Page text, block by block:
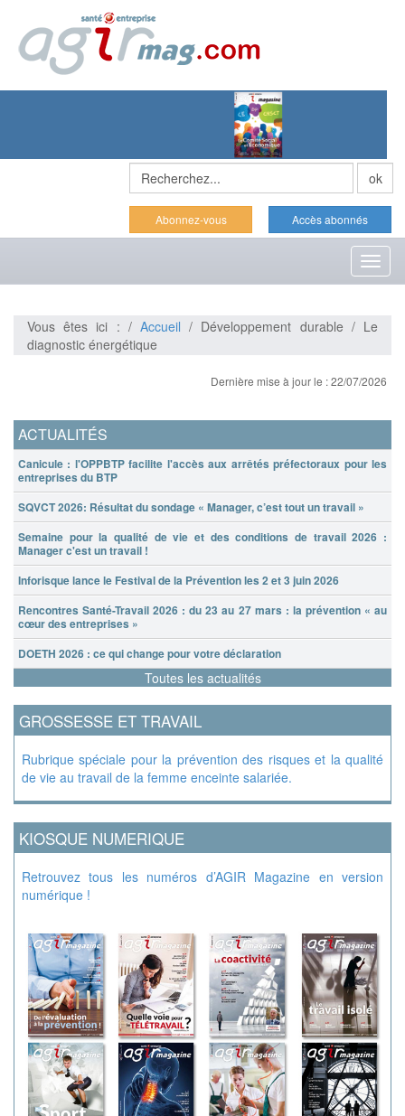
Abonnez-vous Accès abonnés
Vous êtes ici : / Accueil / Développement durable / Le
diagnostic énergétique
Dernière mise à jour le : 22/07/2026
ACTUALITÉS
Canicule : l'OPPBTP facilite l'accès aux arrêtés préfectoraux pour les
entreprises du BTP
SQVCT 2026: Résultat du sondage « Manager, c’est tout un travail »
Semaine pour la qualité de vie et des conditions de travail 2026 :
Manager c'est un travail !
Inforisque lance le Festival de la Prévention les 2 et 3 juin 2026
Rencontres Santé-Travail 2026 : du 23 au 27 mars : la prévention « au
cœur des entreprises »
DOETH 2026 : ce qui change pour votre déclaration
Toutes les actualités
GROSSESSE ET TRAVAIL
Rubrique spéciale pour la prévention des risques et la qualité
de vie au travail de la femme enceinte salariée.
KIOSQUE NUMERIQUE
Retrouvez tous les numéros d’AGIR Magazine en version
numérique !